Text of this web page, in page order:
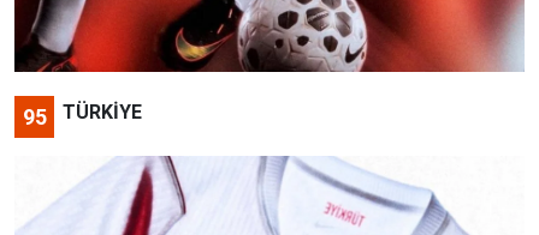
95 TÜRKİYE